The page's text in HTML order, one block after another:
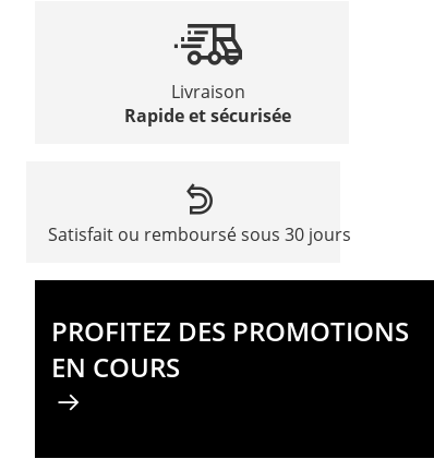
Livraison
Rapide et sécurisée
Satisfait ou remboursé sous 30 jours
PROFITEZ DES PROMOTIONS
EN COURS